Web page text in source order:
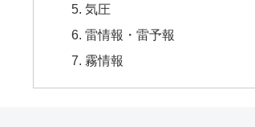
気圧
雷情報・雷予報
霧情報